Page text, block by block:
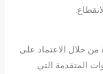
خلال الاعتماد على
المتقدمة التي